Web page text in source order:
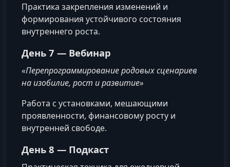
Практика закрепления изменений и
формирования устойчивого состояния
внутреннего роста.
День 7 — Вебинар
«Перепрограммирование родовых сценариев
на изобилие, рост и развитие»
Работа с установками, мешающими
проявленности, финансовому росту и
внутренней свободе.
День 8 — Подкаст